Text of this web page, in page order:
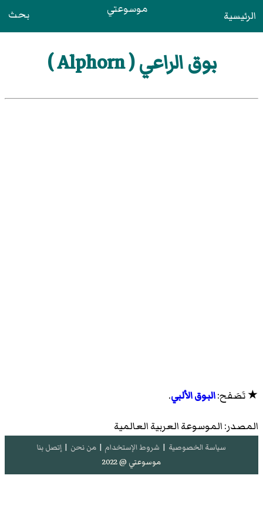
الرئيسية موسوعتي بحث
بوق الراعي ( Alphorn )
★ تَصَفح:البوق الألبي.
المصدر: الموسوعة العربية العالمية
سياسة الخصوصية | شروط الإستخدام | من نحن | إتصل بنا
موسوعتي @ 2022